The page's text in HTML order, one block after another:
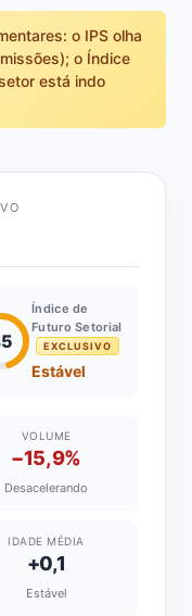
o IPS olha
o Índice
está indo
Índice de
Futuro Setorial
EXCLUSIVO
Estável
VOLUME
−15,9%
Desacelerando
IDADE MÉDIA
+0,1
Estável